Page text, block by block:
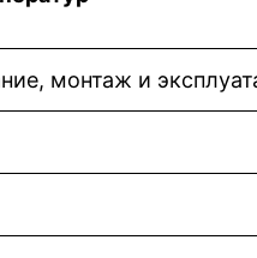
монтаж и